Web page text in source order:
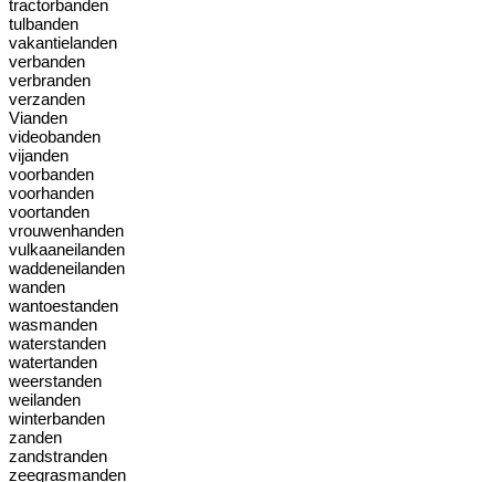
tractorbanden
tulbanden
vakantielanden
verbanden
verbranden
verzanden
Vianden
videobanden
vijanden
voorbanden
voorhanden
voortanden
vrouwenhanden
vulkaaneilanden
waddeneilanden
wanden
wantoestanden
wasmanden
waterstanden
watertanden
weerstanden
weilanden
winterbanden
zanden
zandstranden
zeegrasmanden